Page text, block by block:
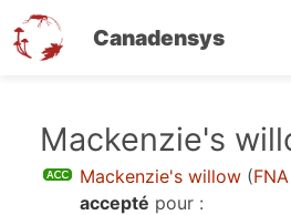
Canadensys
contenu
Mackenzie's
Mackenzie's willow (
accepté pour :